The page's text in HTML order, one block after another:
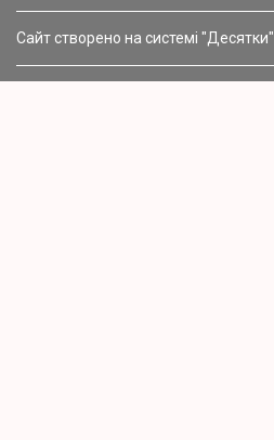
Сайт створено на системі "Десятки"